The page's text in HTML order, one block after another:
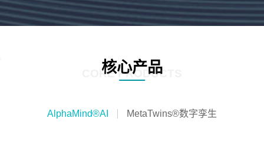
核心产品
CORE PRODUCTS
AlphaMind®AI MetaTwins®数字孪生